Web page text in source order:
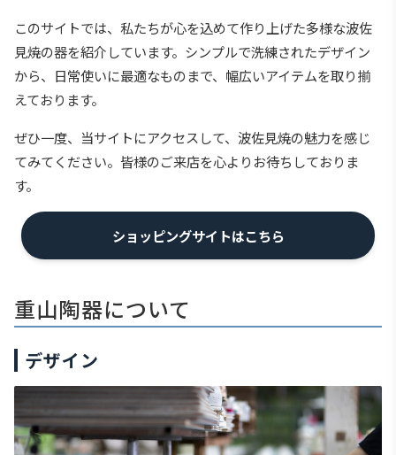
このサイトでは、私たちが心を込めて作り上げた多様な波佐
見焼の器を紹介しています。シンプルで洗練されたデザイン
から、日常使いに最適なものまで、幅広いアイテムを取り揃
えております。
ぜひ一度、当サイトにアクセスして、波佐見焼の魅力を感じ
てみてください。皆様のご来店を心よりお待ちしておりま
す。
ショッピングサイトはこちら
重山陶器について
デザイン